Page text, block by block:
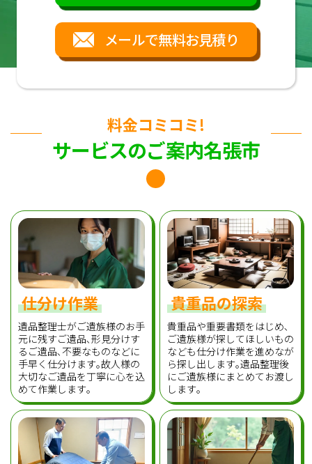
メールで無料お見積り
料金コミコミ!
サービスのご案内名張市
仕分け作業
遺品整理士がご遺族様のお手
元に残すご遺品､形見分けす
るご遺品､不要なものなどに
手早く仕分けます｡故人様の
大切なご遺品を丁寧に心を込
めて作業します｡
貴重品の探索
貴重品や重要書類をはじめ､
ご遺族様が探してほしいもの
なども仕分け作業を進めなが
ら探し出します｡遺品整理後
にご遺族様にまとめてお渡し
します｡